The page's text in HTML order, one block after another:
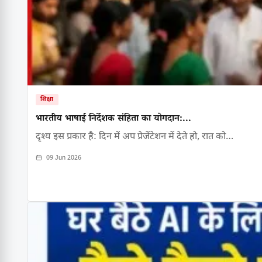
शिक्षा
भारतीय भाषाई निर्देशक संहिता का योगदान:...
दृश्य इस प्रकार है: दिन में अप प्रेजेंटेशन में देते हो, रात को…
09 Jun 2026